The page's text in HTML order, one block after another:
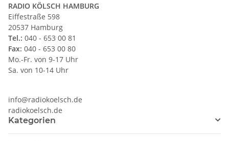
RADIO KÖLSCH HAMBURG
Eiffestraße 598
20537 Hamburg
Tel.: 040 - 653 00 81
Fax: 040 - 653 00 80
Mo.-Fr. von 9-17 Uhr
Sa. von 10-14 Uhr
info@radiokoelsch.de
radiokoelsch.de
Kategorien